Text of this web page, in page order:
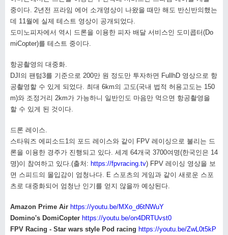
중이다. 2년전 프라임 에어 소개영상이 나왔을 때만 해도 반신반의했는
데 11월에 실제 테스트 영상이 공개되었다.
도미노피자에서 역시 드론을 이용한 피자 배달 서비스인 도미콥터(Do
miCopter)를 테스트 중이다.
항공촬영의 대중화.
DJI의 팬텀3를 기준으로 200만 원 정도만 투자하면 FullhD 영상으로 항
공촬영할 수 있게 되었다. 최대 6km의 고도(국내 법적 허용고도는 150
m)와 조정거리 2km가 가능하니 일반인도 마음만 먹으면 항공촬영을
할 수 있게 된 것이다.
드론 레이스.
스타워즈 에피소드1의 포드 레이스와 같이 FPV 레이싱으로 불리는 드
론을 이용한 경주가 진행되고 있다. 세계 64개국 3700여명(한국인은 14
명)이 참여하고 있다.(출처: https://fpvracing.tv) FPV 레이싱 영상을 보
면 스피드의 몰입감이 엄청나다. E 스포츠의 게임과 같이 새로운 스포
츠로 대중화되어 엄청난 인기를 얻지 않을까 예상된다.
Amazon Prime Air https://youtu.be/MXo_d6tNWuY
Domino's DomiCopter https://youtu.be/on4DRTUvst0
FPV Racing - Star wars style Pod racing https://youtu.be/ZwL0t5kP